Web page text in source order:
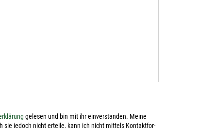
gele­sen und bin mit ihr ein­ver­stan­den. Mei­ne
sie jedoch nicht ertei­le, kann ich nicht mit­tels Kon­takt­for­